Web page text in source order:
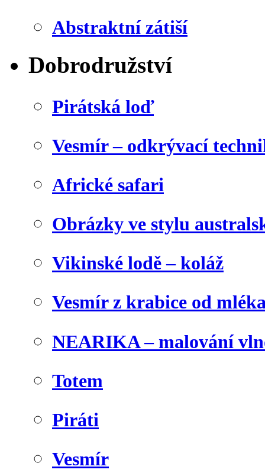
Abstraktní zátiší
Dobrodružství
Pirátská loď
Vesmír – odkrývací
Africké safari
Obrázky ve stylu
Vikinské lodě – koláž
Vesmír z krabice od
NEARIKA – malování
Totem
Piráti
Vesmír